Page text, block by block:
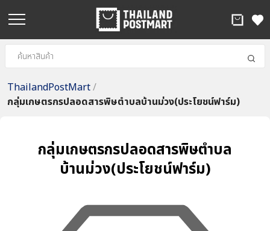
ThailandPostMart/
กลุ่มเกษตรกรปลอดสารพิษตำบลบ้านม่วง(ประโยชน์ฟาร์ม)
กลุ่มเกษตรกรปลอดสารพิษตำบล
บ้านม่วง(ประโยชน์ฟาร์ม)